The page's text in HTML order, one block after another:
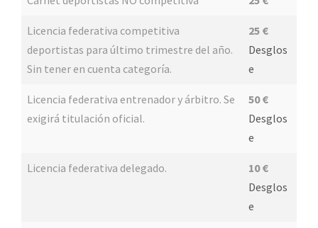
Licencia federativa competitiva
deportistas para último trimestre del año.
Sin tener en cuenta categoría.
25 €
Desglos
e
Licencia federativa entrenador y árbitro. Se
exigirá titulación oficial.
50 €
Desglos
e
Licencia federativa delegado.
10 €
Desglos
e